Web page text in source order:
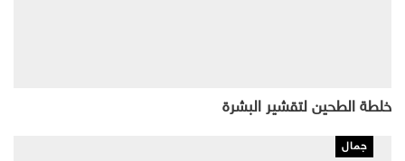
خلطة الطحين لتقشير البشرة
جمال